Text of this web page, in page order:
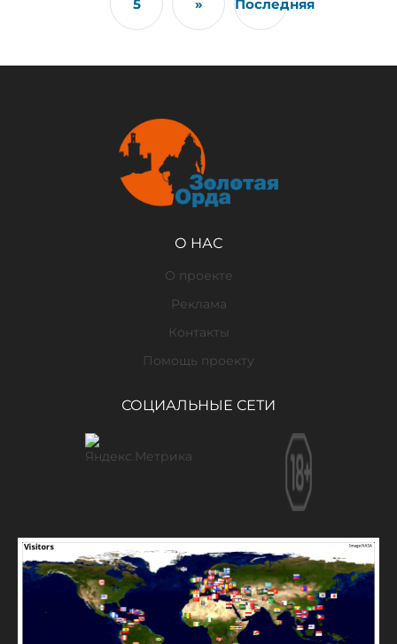
5 » Последняя
О НАС
О проекте
Реклама
Контакты
Помощь проекту
СОЦИАЛЬНЫЕ СЕТИ